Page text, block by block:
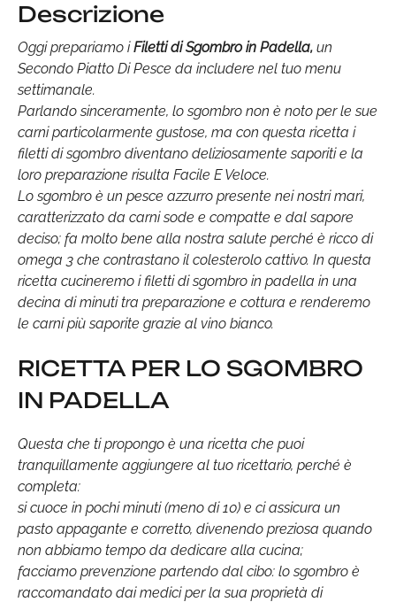
Descrizione
Oggi prepariamo iFiletti di Sgombro in Padella, un
Secondo Piatto Di Pesce da includere nel tuo menu
settimanale.
Parlando sinceramente, lo sgombro non è noto per le sue
carni particolarmente gustose, ma con questa ricetta i
filetti di sgombro diventano deliziosamente saporiti e la
loro preparazione risulta Facile E Veloce.
Lo sgombro è un pesce azzurro presente nei nostri mari,
caratterizzato da carni sode e compatte e dal sapore
deciso; fa molto bene alla nostra salute perché è ricco di
omega 3 che contrastano il colesterolo cattivo. In questa
ricetta cucineremo i filetti di sgombro in padella in una
decina di minuti tra preparazione e cottura e renderemo
le carni più saporite grazie al vino bianco.
RICETTA PER LO SGOMBRO
IN PADELLA
Questa che ti propongo è una ricetta che puoi
tranquillamente aggiungere al tuo ricettario, perché è
completa:
si cuoce in pochi minuti (meno di 10) e ci assicura un
pasto appagante e corretto, divenendo preziosa quando
non abbiamo tempo da dedicare alla cucina;
facciamo prevenzione partendo dal cibo: lo sgombro è
raccomandato dai medici per la sua proprietà di